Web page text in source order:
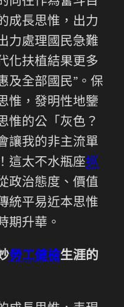
成長思惟，出力
力處理國民急難
化扶植結果更多
及全部國民”。保
惟，發明性地鑒
惟的公「灰色？
讓我的非主流單
這太不水瓶座巡
政治態度、價值
統平易近本思惟
期升華。
勞工健檢生涯的